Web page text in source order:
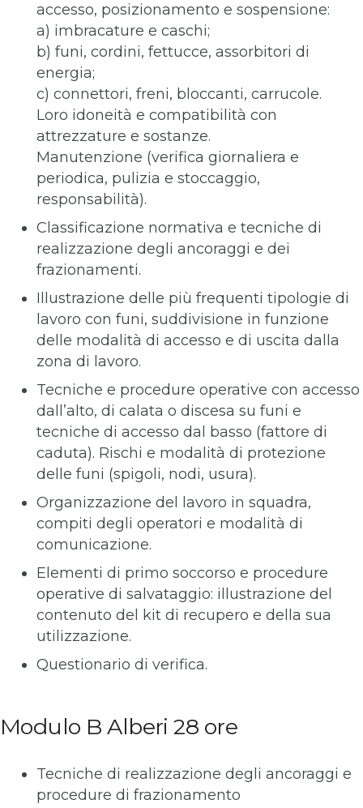
accesso, posizionamento e sospensione:
a) imbracature e caschi;
b) funi, cordini, fettucce, assorbitori di
energia;
c) connettori, freni, bloccanti, carrucole.
Loro idoneità e compatibilità con
attrezzature e sostanze.
Manutenzione (verifica giornaliera e
periodica, pulizia e stoccaggio,
responsabilità).
Classificazione normativa e tecniche di
realizzazione degli ancoraggi e dei
frazionamenti.
Illustrazione delle più frequenti tipologie di
lavoro con funi, suddivisione in funzione
delle modalità di accesso e di uscita dalla
zona di lavoro.
Tecniche e procedure operative con accesso
dall’alto, di calata o discesa su funi e
tecniche di accesso dal basso (fattore di
caduta). Rischi e modalità di protezione
delle funi (spigoli, nodi, usura).
Organizzazione del lavoro in squadra,
compiti degli operatori e modalità di
comunicazione.
Elementi di primo soccorso e procedure
operative di salvataggio: illustrazione del
contenuto del kit di recupero e della sua
utilizzazione.
Questionario di verifica.
Modulo B Alberi 28 ore
Tecniche di realizzazione degli ancoraggi e
procedure di frazionamento